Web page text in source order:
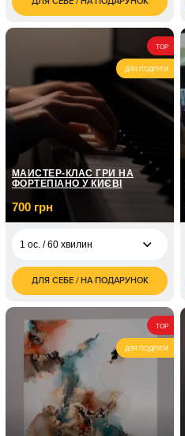
1 100
грн
950
грн
TOP
ДЛЯ ПОДРУГИ
МАЙСТЕР-КЛАС ГРИ НА
ФОРТЕПІАНО У КИЄВІ
700 грн
1 ос. / 60 хвилин
700
грн
1 ос. / Курс гри на
фортепіано / 8
занять по 1 годині
5 050
грн
1 ос. / Курс гри на
фортепіано / 12
занять по 1 годині
ДЛЯ СЕБЕ / НА ПОДАРУНОК
TOP
ДЛЯ ПОДРУГИ